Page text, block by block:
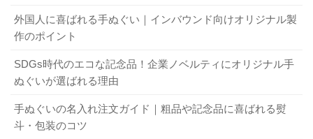
外国人に喜ばれる手ぬぐい｜インバウンド向けオリジナル製
作のポイント
SDGs時代のエコな記念品！企業ノベルティにオリジナル手
ぬぐいが選ばれる理由
手ぬぐいの名入れ注文ガイド｜粗品や記念品に喜ばれる熨
斗・包装のコツ